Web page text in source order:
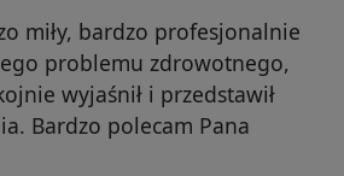
miły, bardzo profesjonalnie
problemu zdrowotnego,
wyjaśnił i przedstawił
Bardzo polecam Pana